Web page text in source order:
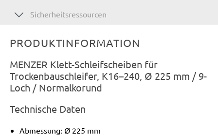
Sicherheitsressourcen
PRODUKTINFORMATION
MENZER Klett-Schleifscheiben für
Trockenbauschleifer, K16–240, Ø 225 mm / 9-
Loch / Normalkorund
Technische Daten
Abmessung: Ø 225 mm